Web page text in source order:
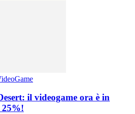
il videogame ora è in
25%!